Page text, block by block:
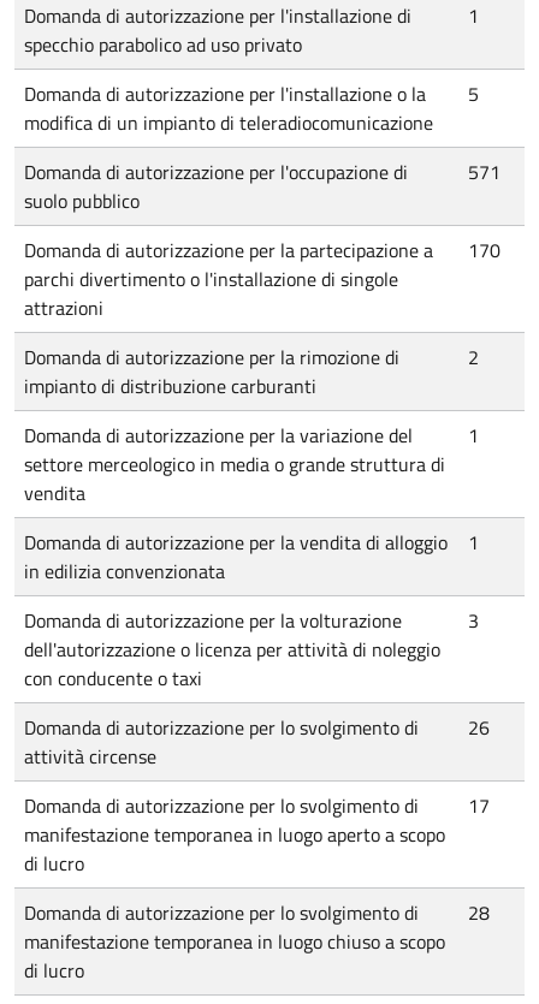
Domanda di autorizzazione per l'installazione di
specchio parabolico ad uso privato
1
Domanda di autorizzazione per l'installazione o la
modifica di un impianto di teleradiocomunicazione
5
Domanda di autorizzazione per l'occupazione di
suolo pubblico
571
Domanda di autorizzazione per la partecipazione a
parchi divertimento o l'installazione di singole
attrazioni
170
Domanda di autorizzazione per la rimozione di
impianto di distribuzione carburanti
2
Domanda di autorizzazione per la variazione del
settore merceologico in media o grande struttura di
vendita
1
Domanda di autorizzazione per la vendita di alloggio
in edilizia convenzionata
1
Domanda di autorizzazione per la volturazione
dell'autorizzazione o licenza per attività di noleggio
con conducente o taxi
3
Domanda di autorizzazione per lo svolgimento di
attività circense
26
Domanda di autorizzazione per lo svolgimento di
manifestazione temporanea in luogo aperto a scopo
di lucro
17
Domanda di autorizzazione per lo svolgimento di
manifestazione temporanea in luogo chiuso a scopo
di lucro
28